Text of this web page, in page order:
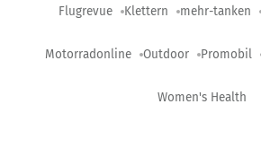
Flugrevue Klettern mehr-tanken
Motorradonline Outdoor Promobil
Women's Health